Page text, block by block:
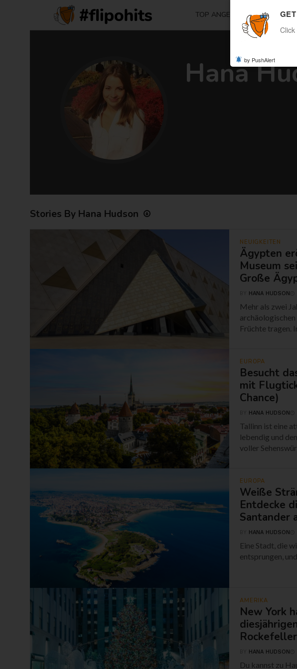
TOP ANGEBOTE
Hana
Stories By Hana Hudson
NEUIGKEITEN
Ägypten
Museum
Große
HANA HUDSON
Mehr als zwei
Früchte tragen.
EUROPA
Besucht
mit
Chance)
HANA HUDSON
Tallinn ist eine
lebendig und
voller
EUROPA
Weiße
Entdecke
Santander
HANA HUDSON
Eine Stadt, die
entsprungen,
AMERIKA
New York
HANA HUDSON
Du kannst zu
by PushAlert